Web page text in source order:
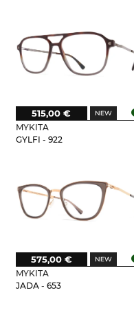
MYKITA
GYLFI - 922
515,00 €
MYKITA
JADA - 653
575,00 €